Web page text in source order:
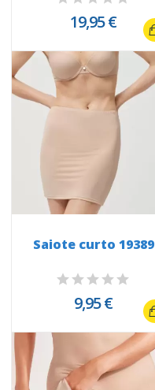
19,95 €
Saiote curto 19389
9,95 €